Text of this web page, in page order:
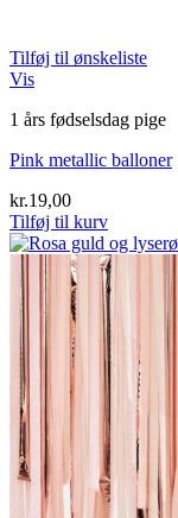
Tilføj til ønskeliste
Vis
1 års fødselsdag pige
Pink metallic balloner
kr.19,00
Tilføj til kurv